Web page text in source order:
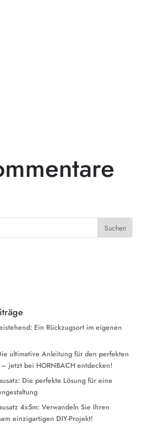
Ein Rückzugsort im eigenen
ultimative Anleitung für den perfekten
– jetzt bei HORNBACH entdecken!
Die perfekte Lösung für eine
4x5m: Verwandeln Sie Ihren
einzigartigen DIY-Projekt!